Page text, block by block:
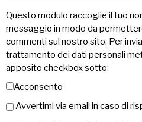
Questo modulo raccoglie il tuo
messaggio in modo da
commenti sul nostro sito. Per
trattamento dei dati personali
apposito checkbox sotto:
Acconsento
Avvertimi via email in caso di